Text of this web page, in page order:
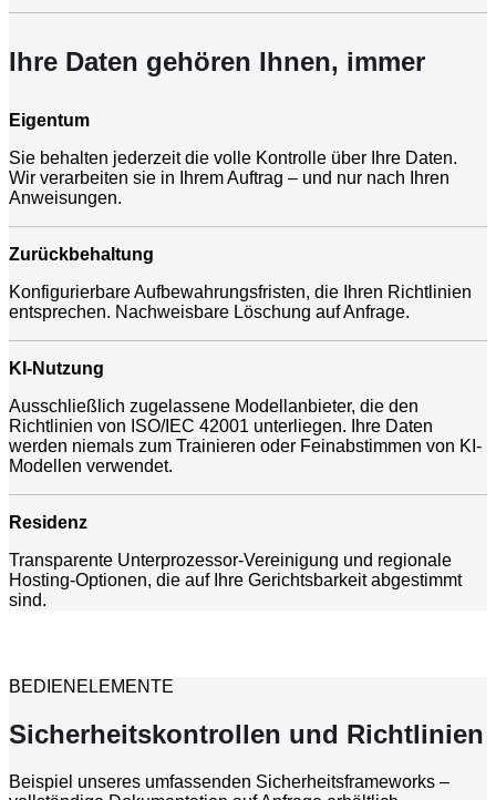
Ihre Daten gehören Ihnen, immer
Eigentum
Sie behalten jederzeit die volle Kontrolle über Ihre Daten.
Wir verarbeiten sie in Ihrem Auftrag – und nur nach Ihren
Anweisungen.
Zurückbehaltung
Konfigurierbare Aufbewahrungsfristen, die Ihren Richtlinien
entsprechen. Nachweisbare Löschung auf Anfrage.
KI-Nutzung
Ausschließlich zugelassene Modellanbieter, die den
Richtlinien von ISO/IEC 42001 unterliegen. Ihre Daten
werden niemals zum Trainieren oder Feinabstimmen von KI-
Modellen verwendet.
Residenz
Transparente Unterprozessor-Vereinigung und regionale
Hosting-Optionen, die auf Ihre Gerichtsbarkeit abgestimmt
sind.
BEDIENELEMENTE
Sicherheitskontrollen und Richtlinien
Beispiel unseres umfassenden Sicherheitsframeworks –